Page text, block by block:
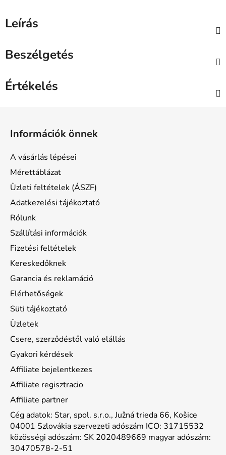
Leírás
Beszélgetés
Értékelés
Információk önnek
A vásárlás lépései
Mérettáblázat
Üzleti feltételek (ÁSZF)
Adatkezelési tájékoztató
Rólunk
Szállítási információk
Fizetési feltételek
Kereskedőknek
Garancia és reklamáció
Elérhetőségek
Süti tájékoztató
Üzletek
Csere, szerződéstől való elállás
Gyakori kérdések
Affiliate bejelentkezes
Affiliate regisztracio
Affiliate partner
Cég adatok: Star, spol. s.r.o., Južná trieda 66, Košice
04001 Szlovákia szervezeti adószám ICO: 31715532
közösségi adószám: SK 2020489669 magyar adószám:
30470578-2-51